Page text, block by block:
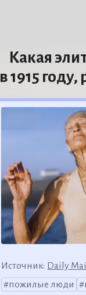
Какая
в 1915
Источник: Daily
пожилые люди